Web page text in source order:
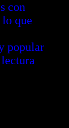
con
que
popular